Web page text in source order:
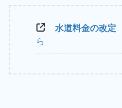
水道料金の改定
ら